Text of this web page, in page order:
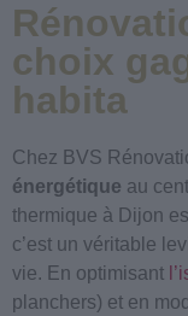
choix
habita
Chez BVS
énergétique au
thermique à Dijon
c’est un véritable
vie. En optimisant
planchers) et en